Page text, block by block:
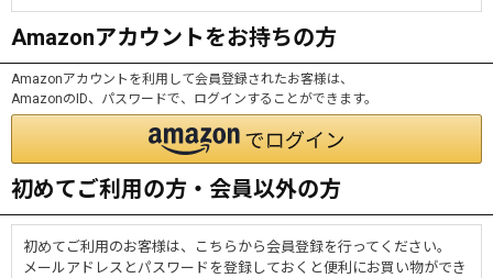
Amazonアカウントをお持ちの方
Amazonアカウントを利用して会員登録されたお客様は、
AmazonのID、パスワードで、ログインすることができます。
初めてご利用の方・会員以外の方
初めてご利用のお客様は、こちらから会員登録を行ってください。
メールアドレスとパスワードを登録しておくと便利にお買い物ができ